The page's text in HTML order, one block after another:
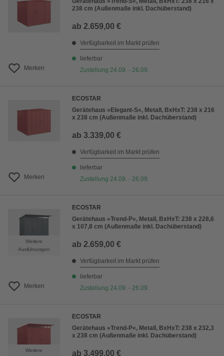
Merken
238 cm (Außenmaße inkl. Dachüberstand)
ab 2.659,00 €
Verfügbarkeit im Markt prüfen
lieferbar
Zustellung 24.09. - 26.09.
Merken
ECOSTAR
Gerätehaus »Elegant-S«, Metall, BxHxT: 238 x 216
x 238 cm (Außenmaße inkl. Dachüberstand)
ab 3.339,00 €
Verfügbarkeit im Markt prüfen
lieferbar
Zustellung 24.09. - 26.09.
Weitere
Ausführungen
Merken
ECOSTAR
Gerätehaus »Trend-P«, Metall, BxHxT: 238 x 228,6
x 107,8 cm (Außenmaße inkl. Dachüberstand)
ab 2.659,00 €
Verfügbarkeit im Markt prüfen
lieferbar
Zustellung 24.09. - 26.09.
Weitere
ECOSTAR
Gerätehaus »Trend-P«, Metall, BxHxT: 238 x 232,3
x 238 cm (Außenmaße inkl. Dachüberstand)
ab 3.499,00 €